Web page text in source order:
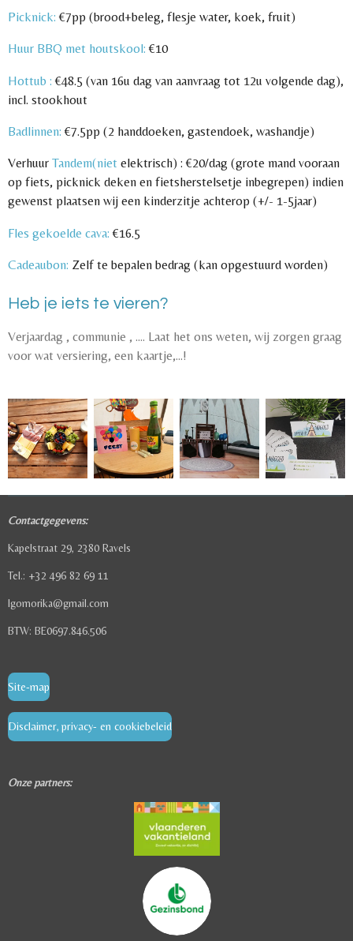
Picknick:€7pp (brood+beleg, flesje water, koek, fruit)
Huur BBQ met houtskool: €10
Hottub : €48.5 (van 16u dag van aanvraag tot 12u volgende dag),
incl. stookhout
Badlinnen: €7.5pp (2 handdoeken, gastendoek, washandje)
Verhuur Tandem(niet elektrisch) : €20/dag (grote mand vooraan
op fiets, picknick deken en fietsherstelsetje inbegrepen) indien
gewenst plaatsen wij een kinderzitje achterop (+/- 1-5jaar)
Fles gekoelde cava: €16.5
Cadeaubon: Zelf te bepalen bedrag (kan opgestuurd worden)
Heb je iets te vieren?
Verjaardag , communie , …. Laat het ons weten, wij zorgen graag
voor wat versiering, een kaartje,…!
Contactgegevens:
Kapelstraat 29, 2380 Ravels
Tel.: +32 496 82 69 11
lgomorika@gmail.com
BTW: BE0697.846.506
Site-map
Disclaimer, privacy- en cookiebeleid
Onze partners: